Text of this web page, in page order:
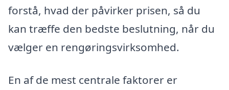
forstå, hvad der påvirker prisen, så du
kan træffe den bedste beslutning, når du
vælger en rengøringsvirksomhed.
En af de mest centrale faktorer er